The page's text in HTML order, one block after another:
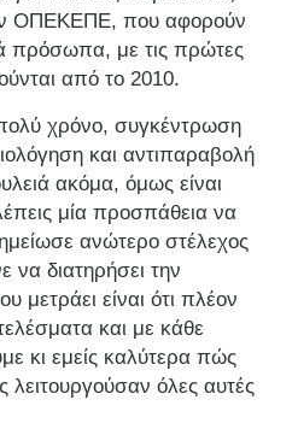
ΟΠΕΚΕΠΕ, που αφορούν
πρόσωπα, με τις πρώτες
από το 2010.
χρόνο, συγκέντρωση
και αντιπαραβολή
ακόμα, όμως είναι
μία προσπάθεια να
ανώτερο στέλεχος
να διατηρήσει την
μετράει είναι ότι πλέον
και με κάθε
κι εμείς καλύτερα πώς
όλες αυτές